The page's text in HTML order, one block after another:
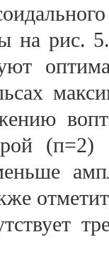
на рис.